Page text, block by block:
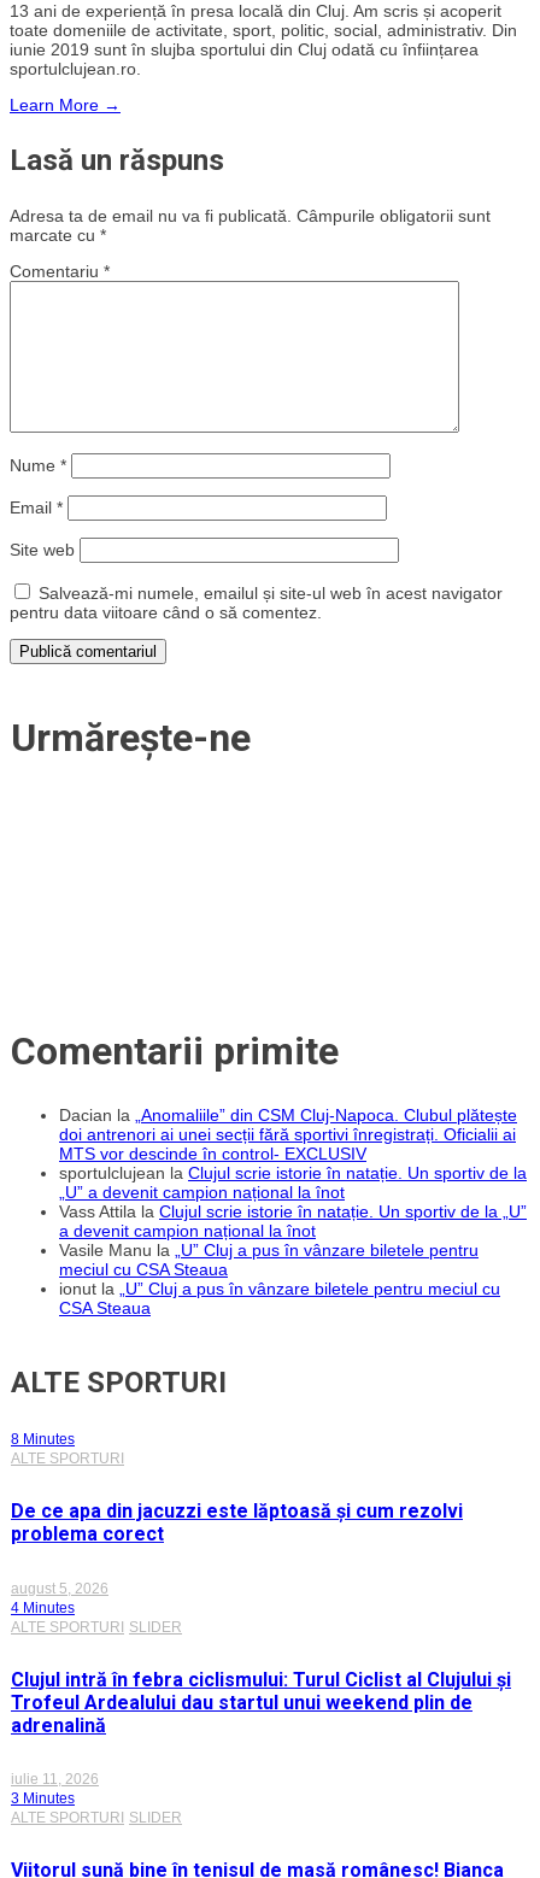
13 ani de experiență în presa locală din Cluj. Am scris și acoperit
toate domeniile de activitate, sport, politic, social, administrativ. Din
iunie 2019 sunt în slujba sportului din Cluj odată cu înființarea
sportulclujean.ro.
Learn More →
Lasă un răspuns
Adresa ta de email nu va fi publicată. Câmpurile obligatorii sunt
marcate cu *
Comentariu *
Nume *
Email *
Site web
Salvează-mi numele, emailul și site-ul web în acest navigator
pentru data viitoare când o să comentez.
Urmărește-ne
Comentarii primite
Dacian la „Anomaliile” din CSM Cluj-Napoca. Clubul plătește
doi antrenori ai unei secții fără sportivi înregistrați. Oficialii ai
MTS vor descinde în control- EXCLUSIV
sportulclujean la Clujul scrie istorie în natație. Un sportiv de la
„U” a devenit campion național la înot
Vass Attila la Clujul scrie istorie în natație. Un sportiv de la „U”
a devenit campion național la înot
Vasile Manu la „U” Cluj a pus în vânzare biletele pentru
meciul cu CSA Steaua
ionut la „U” Cluj a pus în vânzare biletele pentru meciul cu
CSA Steaua
ALTE SPORTURI
8 Minutes
ALTE SPORTURI
De ce apa din jacuzzi este lăptoasă și cum rezolvi
problema corect
august 5, 2026
4 Minutes
ALTE SPORTURI SLIDER
Clujul intră în febra ciclismului: Turul Ciclist al Clujului și
Trofeul Ardealului dau startul unui weekend plin de
adrenalină
iulie 11, 2026
3 Minutes
ALTE SPORTURI
SLIDER
Viitorul sună bine în tenisul de masă românesc! Bianca